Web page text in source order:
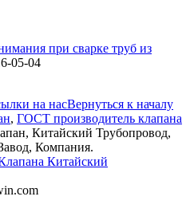
при сварке труб из
05-04
на насВернуться к началу
, ГОСТ производитель клапана
Китайский Трубопровод,
Компания.
Китайский